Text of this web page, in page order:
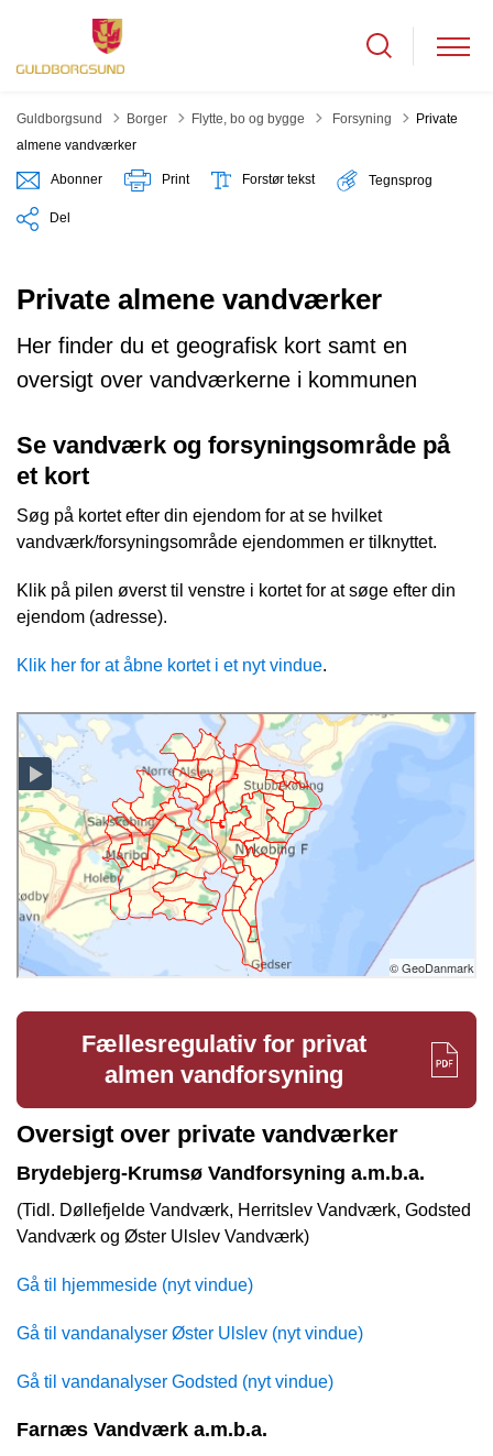
Guldborgsund Borger Flytte, bo og bygge Tilbage til
Forsyning
Private
almene vandværker
Abonner Print Forstør tekst Tegnsprog
Del
Private almene vandværker
Her finder du et geografisk kort samt en
oversigt over vandværkerne i kommunen
Se vandværk og forsyningsområde på
et kort
Søg på kortet efter din ejendom for at se hvilket
vandværk/forsyningsområde ejendommen er tilknyttet.
Klik på pilen øverst til venstre i kortet for at søge efter din
ejendom (adresse).
Klik her for at åbne kortet i et nyt vindue.
Fællesregulativ for privat
almen vandforsyning
Oversigt over private vandværker
Brydebjerg-Krumsø Vandforsyning a.m.b.a.
(Tidl. Døllefjelde Vandværk, Herritslev Vandværk, Godsted
Vandværk og Øster Ulslev Vandværk)
Gå til hjemmeside (nyt vindue)
Gå til vandanalyser Øster Ulslev (nyt vindue)
Gå til vandanalyser Godsted (nyt vindue)
Farnæs Vandværk a.m.b.a.